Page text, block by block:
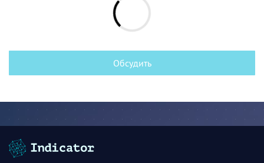
Обсудить